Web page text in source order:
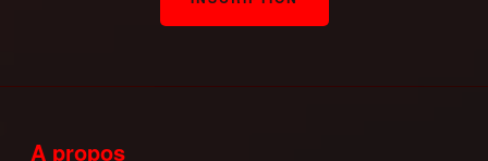
A propos